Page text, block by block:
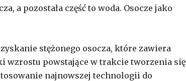
a pozostała część to woda. Osocze jako
stężonego osocza, które zawiera
wzrostu powstające w trakcie tworzenia się
najnowszej technologii do